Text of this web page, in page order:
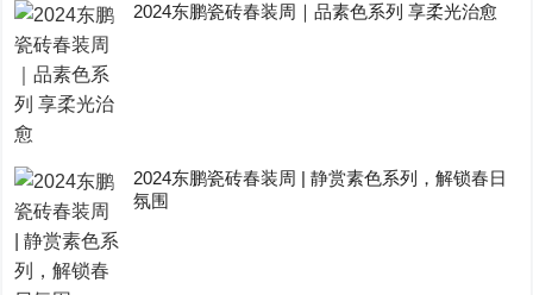
2024东鹏瓷砖春装周｜品素色系列 享柔光治愈
2024东鹏瓷砖春装周 | 静赏素色系列，解锁春日
氛围